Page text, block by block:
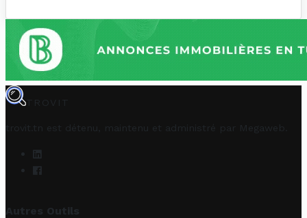
TROVIT
trovit.tn est détenu, maintenu et administré par Megaweb
Autres Outils